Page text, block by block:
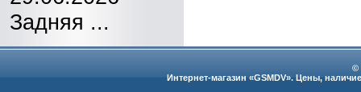
Задняя ...
©
Интернет-магазин «GSMDV». Цены,